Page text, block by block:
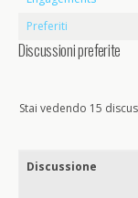
Preferiti
Discussioni preferite
Stai vedendo 15
Discussione